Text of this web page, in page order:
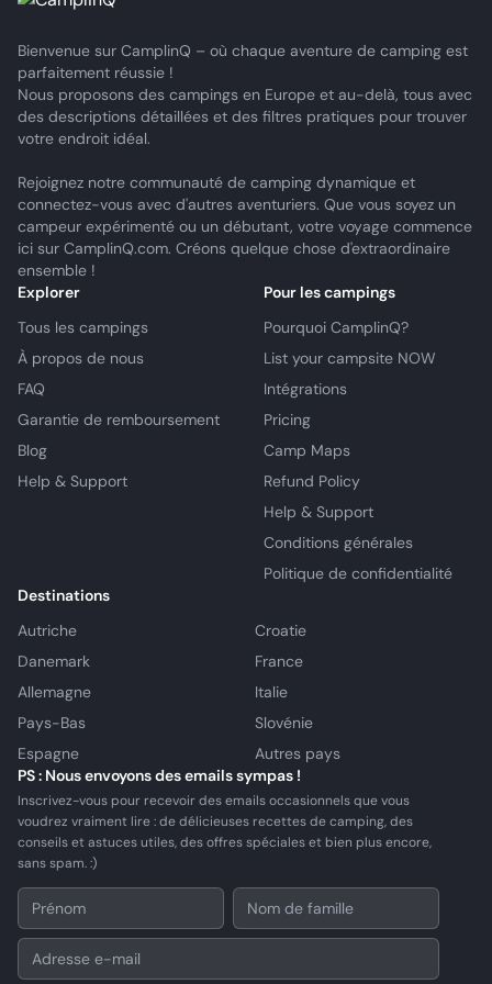
Bienvenue sur CamplinQ – où chaque aventure de camping est
parfaitement réussie !
Nous proposons des campings en Europe et au-delà, tous avec
des descriptions détaillées et des filtres pratiques pour trouver
votre endroit idéal.
Rejoignez notre communauté de camping dynamique et
connectez-vous avec d'autres aventuriers. Que vous soyez un
campeur expérimenté ou un débutant, votre voyage commence
ici sur CamplinQ.com. Créons quelque chose d'extraordinaire
ensemble !
Explorer
Tous les campings
À propos de nous
FAQ
Garantie de remboursement
Blog
Help & Support
Pour les campings
Pourquoi CamplinQ?
List your campsite NOW
Intégrations
Pricing
Camp Maps
Refund Policy
Help & Support
Conditions générales
Politique de confidentialité
Destinations
Autriche
Croatie
Danemark
France
Allemagne
Italie
Pays-Bas
Slovénie
Espagne
Autres pays
PS : Nous envoyons des emails sympas !
Inscrivez-vous pour recevoir des emails occasionnels que vous
voudrez vraiment lire : de délicieuses recettes de camping, des
conseils et astuces utiles, des offres spéciales et bien plus encore,
sans spam. :)